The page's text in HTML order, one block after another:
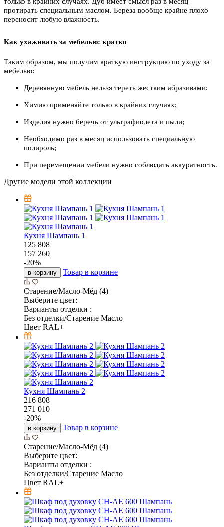
протирать специальным маслом. Береза вообще крайне плохо
переносит любую влажность.
Как ухаживать за мебелью: кратко
Таким образом, мы получим краткую инструкцию по уходу за
мебелью:
Деревянную мебель нельзя тереть жестким абразивами;
Химию применяйте только в крайних случаях;
Изделия нужно беречь от ультрафиолета и пыли;
Необходимо раз в месяц использовать специальную
полироль;
При перемещении мебели нужно соблюдать аккуратность.
Другие модели этой коллекции
Кухня Шампань 1
125 808
157 260
-20%
в корзину Товар в корзине
Старение/Масло-Мёд (4)
Выберите цвет:
Варианты отделки :
Без отделки/Старение Масло
Цвет RAL+
Кухня Шампань 2
216 808
271 010
-20%
в корзину Товар в корзине
Старение/Масло-Мёд (4)
Выберите цвет:
Варианты отделки :
Без отделки/Старение Масло
Цвет RAL+